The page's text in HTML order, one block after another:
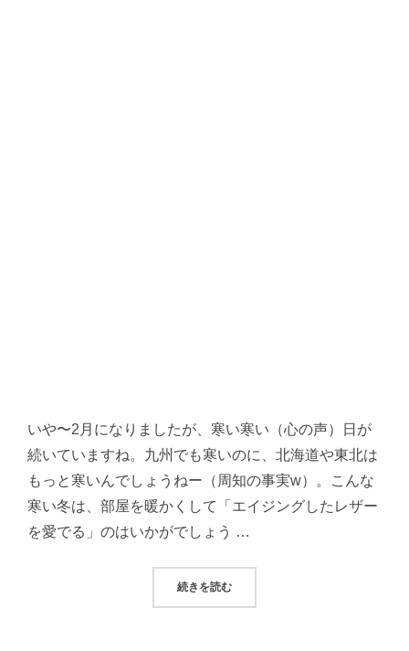
いや〜2月になりましたが、寒い寒い（心の声）日が
続いていますね。九州でも寒いのに、北海道や東北は
もっと寒いんでしょうねー（周知の事実w）。こんな
寒い冬は、部屋を暖かくして「エイジングしたレザー
を愛でる」のはいかがでしょう …
続きを読む“寒い冬はエイジングしたレザーを